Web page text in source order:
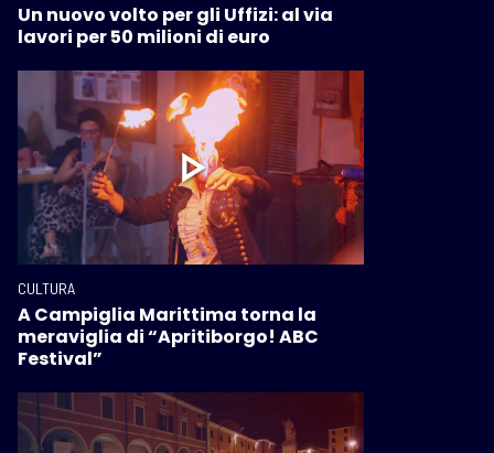
Un nuovo volto per gli Uffizi: al via
lavori per 50 milioni di euro
CULTURA
A Campiglia Marittima torna la
meraviglia di “Apritiborgo! ABC
Festival”